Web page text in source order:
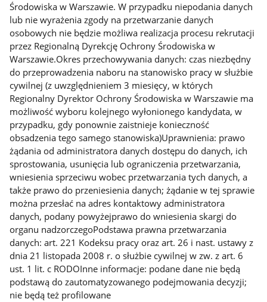
Środowiska w Warszawie. W przypadku niepodania danych
lub nie wyrażenia zgody na przetwarzanie danych
osobowych nie będzie możliwa realizacja procesu rekrutacji
przez Regionalną Dyrekcję Ochrony Środowiska w
Warszawie.Okres przechowywania danych: czas niezbędny
do przeprowadzenia naboru na stanowisko pracy w służbie
cywilnej (z uwzględnieniem 3 miesięcy, w których
Regionalny Dyrektor Ochrony Środowiska w Warszawie ma
możliwość wyboru kolejnego wyłonionego kandydata, w
przypadku, gdy ponownie zaistnieje konieczność
obsadzenia tego samego stanowiska)Uprawnienia: prawo
żądania od administratora danych dostępu do danych, ich
sprostowania, usunięcia lub ograniczenia przetwarzania,
wniesienia sprzeciwu wobec przetwarzania tych danych, a
także prawo do przeniesienia danych; żądanie w tej sprawie
można przesłać na adres kontaktowy administratora
danych, podany powyżejprawo do wniesienia skargi do
organu nadzorczegoPodstawa prawna przetwarzania
danych: art. 221 Kodeksu pracy oraz art. 26 i nast. ustawy z
dnia 21 listopada 2008 r. o służbie cywilnej w zw. z art. 6
ust. 1 lit. c RODOInne informacje: podane dane nie będą
podstawą do zautomatyzowanego podejmowania decyzji;
nie będą też profilowane